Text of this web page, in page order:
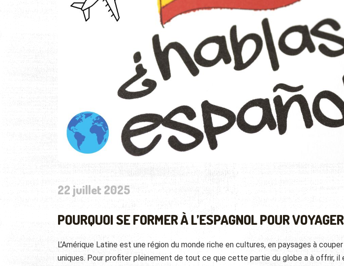
22 juillet 2025
POURQUOI SE FORMER À L’ESPAGNOL POUR
L’Amérique Latine est une région du monde riche en cultures, en paysages à
uniques. Pour profiter pleinement de tout ce que cette partie du globe a à offrir,